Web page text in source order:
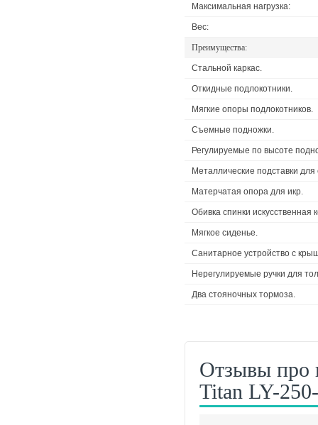
Максимальная нагрузка:
Вес:
Преимущества:
Стальной каркас.
Откидные подлокотники.
Мягкие опоры подлокотников.
Съемные подножки.
Регулируемые по высоте
Металлические подставки для
Матерчатая опора для икр.
Обивка спинки искусственная
Мягкое сиденье.
Санитарное устройство с
Нерегулируемые ручки для
Два стояночных тормоза.
Отзывы про
Titan LY-